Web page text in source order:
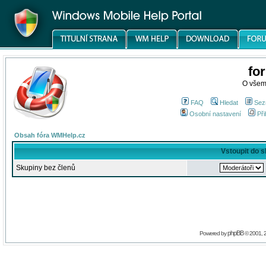
O
FAQ Hledat
Osobní nastavení
Obsah fóra WMHelp.cz
Vstoupit do
Skupiny bez členů
Powered byphpBB© 2001,